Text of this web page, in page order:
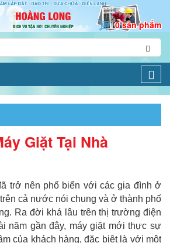
0 sản phẩm
Giặt Tại Nhà
trở nên phổ biển với các gia đình ở
cả nước nói chung và ở thành phố
Ra đời khá lâu trên thị trường điện
năm gần đây, máy giặt mới thực sự
của khách hàng, đặc biệt là với một